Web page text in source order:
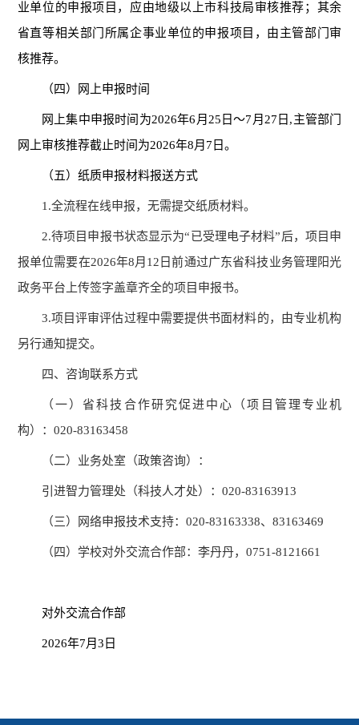
业单位的申报项目，应由地级以上市科技局审核推荐；其余
省直等相关部门所属企事业单位的申报项目，由主管部门审
核推荐。
（四）网上申报时间
网上集中申报时间为2026年6月25 日～7月27 日 ,主管部门
网上审核推荐截止时间为2026年8月 7 日。
（五） 纸质申报材料报送方式
1.全流程在线申报，无需提交纸质材料。
2.待项目申报书状态显示为“已受理电子材料”后，项目申
报单位需要在2026年8月 12 日前通过广东省科技业务管理阳光
政务平台上传签字盖章齐全的项目申报书。
3.项目评审评估过程中需要提供书面材料的，由专业机构
另行通知提交。
四、 咨询联系方式
（一）省科技合作研究促进中心（项目管理专业机
构）： 020-83163458
（二）业务处室（政策咨询）：
引进智力管理处（科技人才处）： 020-83163913
（三）网络申报技术支持：020-83163338、83163469
（四）学校对外交流合作部： 李丹丹， 0751-8121661
对外交流合作部
2026年7月3日